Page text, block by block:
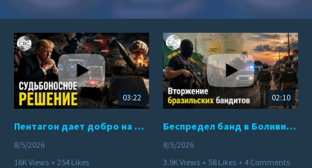
03:22
Пентагон дает добро на ядерный удар по противникам США
8/5/2026
16K Views • 254 Likes
02:10
Беспредел банд в Боливии. Расправы над наркоторговцами
8/5/2026
3.9K Views • 58 Likes • 4 Comments